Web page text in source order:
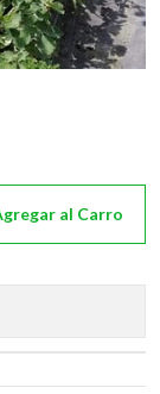
al Carro